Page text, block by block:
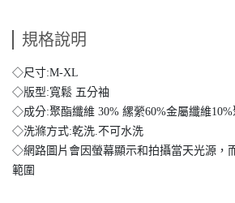
規格說明
◇尺寸:M-XL
◇版型:寬鬆 五分袖
◇成分:聚酯纖維 30% 縲縈60%金屬纖維10%
◇洗滌方式:乾洗.不可水洗
◇網路圖片會因螢幕顯示和拍攝當天光源，
範圍